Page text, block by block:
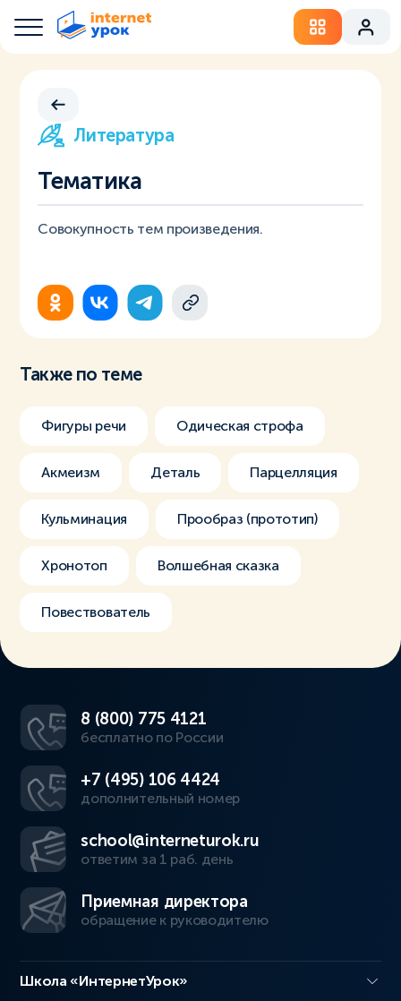
Литература
Тематика
Совокупность тем произведения.
Также по теме
Фигуры речи Одическая строфа
Акмеизм Деталь Парцелляция
Кульминация Прообраз (прототип)
Хронотоп Волшебная сказка
Повествователь
8 (800) 775 4121
бесплатно по России
+7 (495) 106 4424
дополнительный номер
school@interneturok.ru
ответим за 1 раб. день
Приемная директора
обращение к руководителю
Школа «ИнтернетУрок»